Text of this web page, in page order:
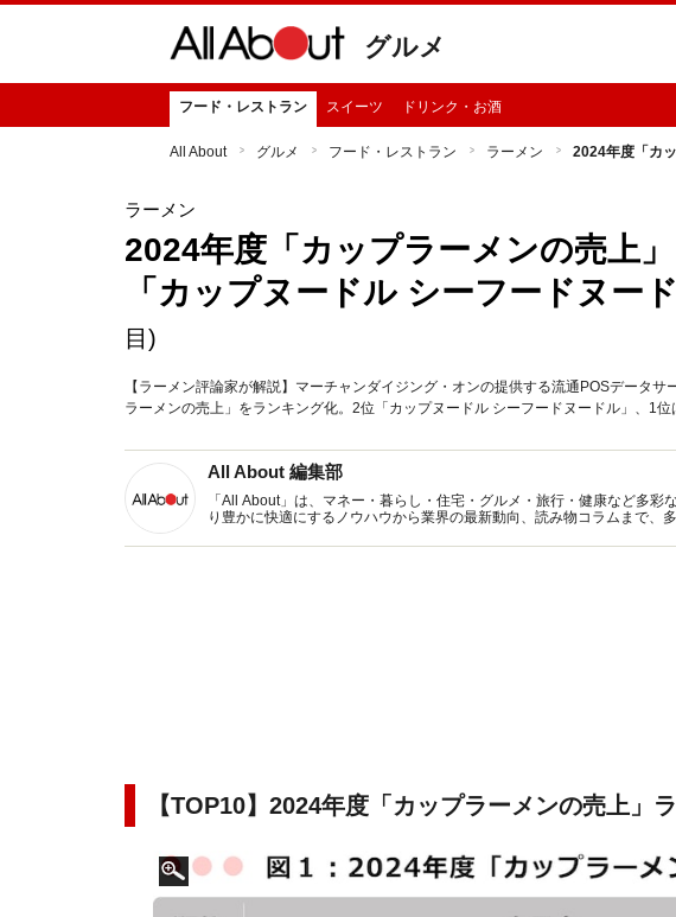
グルメ
フード・レストラン スイーツ ドリンク・お酒
All About グルメ フード・レストラン ラーメン 2024年度「カ
ラーメン
2024年度「カップラーメンの売上
「カップヌードル シーフードヌー
目)
【ラーメン評論家が解説】マーチャンダイジング・オンの提供する流通POSデータ
ラーメンの売上」をランキング化。2位「カップヌードル シーフードヌードル」、1
All About 編集部
「All About」は、マネー・暮らし・住宅・グルメ・旅行・健康など多
り豊かに快適にするノウハウから業界の最新動向、読み物コラムまで、
【TOP10】2024年度「カップラーメンの売上」